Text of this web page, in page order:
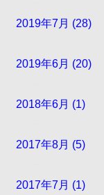
2019年7月 (28)
2019年6月 (20)
2018年6月 (1)
2017年8月 (5)
2017年7月 (1)